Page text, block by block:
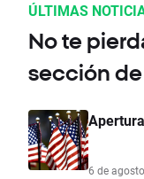
ÚLTIMAS
No te
sección
6 de